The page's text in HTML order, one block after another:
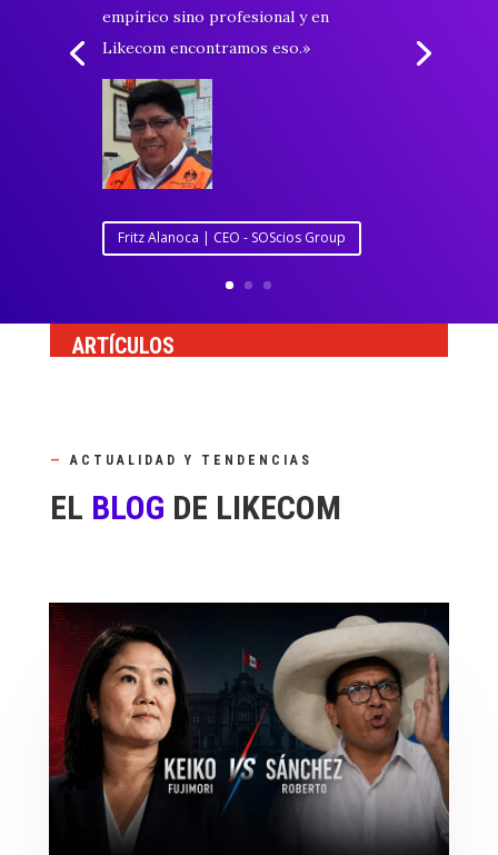
canales digitales.»
Mario Barbacci | CEO - Barbacci Motors
ARTÍCULOS
— ACTUALIDAD Y TENDENCIAS
EL BLOG DE LIKECOM